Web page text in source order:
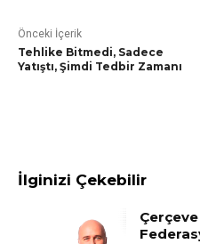
Önceki İçerik
Tehlike Bitmedi, Sadece
Yatıştı, Şimdi Tedbir Zamanı
İlginizi Çekebilir